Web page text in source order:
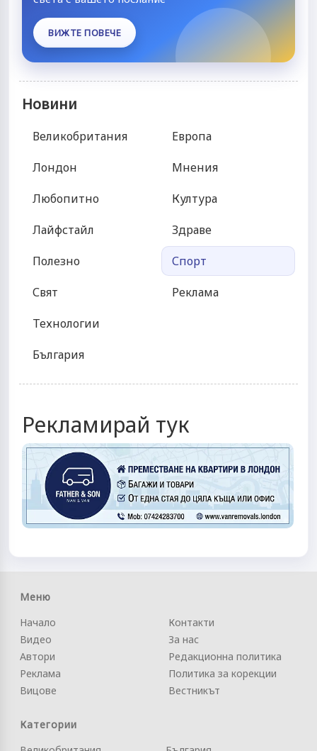
ВИЖТЕ ПОВЕЧЕ
Новини
Великобритания
Лондон
Любопитно
Лайфстайл
Полезно
Свят
Технологии
България
Европа
Мнения
Култура
Здраве
Спорт
Реклама
Рекламирай тук
Меню
Начало
Видео
Автори
Реклама
Вицове
Контакти
За нас
Редакционна политика
Политика за корекции
Вестникът
Категории